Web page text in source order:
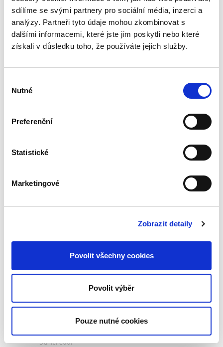
sdílíme se svými partnery pro sociální média, inzerci a
analýzy. Partneři tyto údaje mohou zkombinovat s
dalšími informacemi, které jste jim poskytli nebo které
získali v důsledku toho, že používáte jejich služby.
souhlasu
Nutné
Preferenční
Statistické
Marketingové
Zobrazit detaily
Povolit všechny cookies
Povolit výběr
Pouze nutné cookies
vhledu do problematiky zabývá...
Právní regulace
550,00 Kč
kyberprostoru, bezpečnosti informací a
a praktických souvislostech ve snaze objasnit
Základní triáda
správních žalob. K
realizovatelnosti
žalobního typu
Daniel Codl